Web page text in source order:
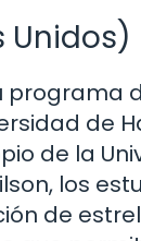
Unidos)
de
de la
los
de